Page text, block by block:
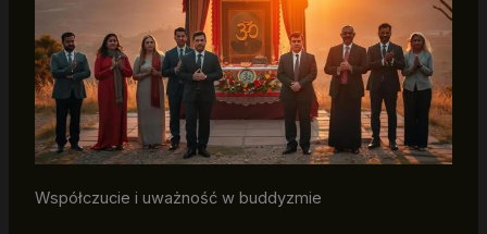
Współczucie i uważność w buddyzmie